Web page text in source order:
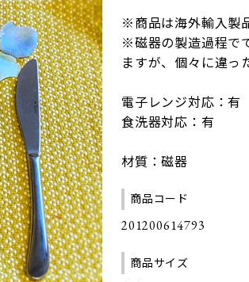
※商品は海外輸入製
※磁器の製造過程で
ますが、個々に違っ
電子レンジ対応：有
食洗器対応：有
材質：磁器
商品コード
201200614793
商品サイズ